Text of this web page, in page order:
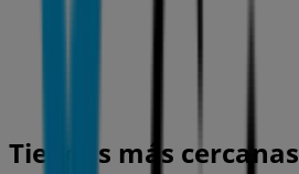
Tiendas más cercanas